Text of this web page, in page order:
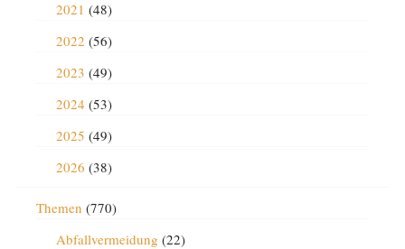
2021 (48)
2022 (56)
2023 (49)
2024 (53)
2025 (49)
2026 (38)
Themen (770)
Abfallvermeidung (22)